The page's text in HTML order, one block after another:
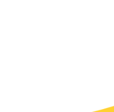
u van harte welkom